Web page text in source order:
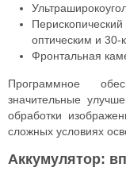
оптическим и
Фронтальная
Программное
значительные
обработки
сложных условиях
Аккумулятор: